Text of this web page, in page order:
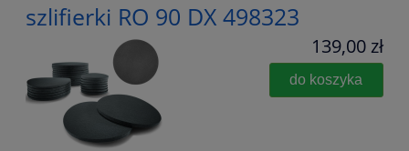
szlifierki RO 90 DX 498323
139,00 zł
do koszyka